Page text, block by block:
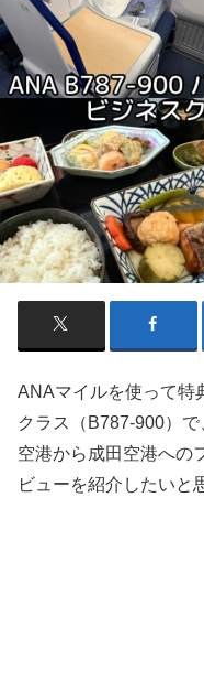
ANAマイルを使って特
クラス（B787-900）
空港から成田空港への
ビューを紹介したいと